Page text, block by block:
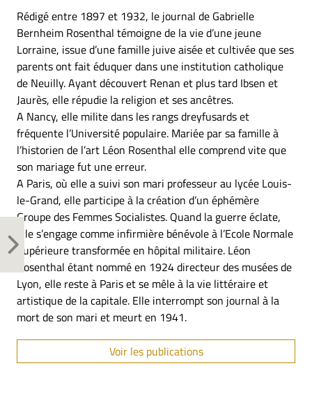
Rédigé entre 1897 et 1932, le journal de Gabrielle
Bernheim Rosenthal témoigne de la vie d’une jeune
Lorraine, issue d’une famille juive aisée et cultivée que ses
parents ont fait éduquer dans une institution catholique
de Neuilly. Ayant découvert Renan et plus tard Ibsen et
Jaurès, elle répudie la religion et ses ancêtres.
A Nancy, elle milite dans les rangs dreyfusards et
fréquente l’Université populaire. Mariée par sa famille à
l’historien de l’art Léon Rosenthal elle comprend vite que
son mariage fut une erreur.
A Paris, où elle a suivi son mari professeur au lycée Louis-
le-Grand, elle participe à la création d’un éphémère
Groupe des Femmes Socialistes. Quand la guerre éclate,
elle s’engage comme infirmière bénévole à l’Ecole Normale
Supérieure transformée en hôpital militaire. Léon
Rosenthal étant nommé en 1924 directeur des musées de
Lyon, elle reste à Paris et se mêle à la vie littéraire et
artistique de la capitale. Elle interrompt son journal à la
mort de son mari et meurt en 1941.
Voir les publications